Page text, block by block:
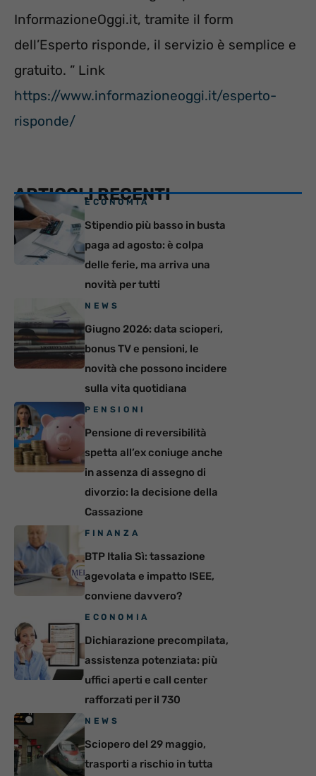
InformazioneOggi.it, tramite il form
dell’Esperto risponde, il servizio è semplice e
gratuito. ” Link
https://www.informazioneoggi.it/esperto-
risponde/
ARTICOLI RECENTI
ECONOMIA
Stipendio più basso in busta
paga ad agosto: è colpa
delle ferie, ma arriva una
novità per tutti
NEWS
Giugno 2026: data scioperi,
bonus TV e pensioni, le
novità che possono incidere
sulla vita quotidiana
PENSIONI
Pensione di reversibilità
spetta all’ex coniuge anche
in assenza di assegno di
divorzio: la decisione della
Cassazione
FINANZA
BTP Italia Sì: tassazione
agevolata e impatto ISEE,
conviene davvero?
ECONOMIA
Dichiarazione precompilata,
assistenza potenziata: più
uffici aperti e call center
rafforzati per il 730
NEWS
Sciopero del 29 maggio,
trasporti a rischio in tutta